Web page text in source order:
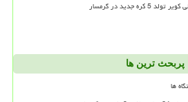
جدید در گرمسار
پربحث ترین ها
ها